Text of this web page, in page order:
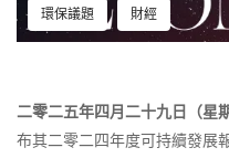
環保議題 財經
二零二五年四月二十九日（星期
布其二零二四年度可持續發展